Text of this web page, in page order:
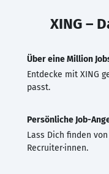
XING –
Über eine Million
Entdecke mit XING
passt.
Persönliche Job-
Lass Dich finden
Recruiter·innen.